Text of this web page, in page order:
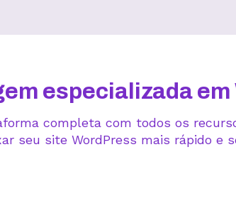
especializada
completa com todos os
seu site WordPress mais rápido e